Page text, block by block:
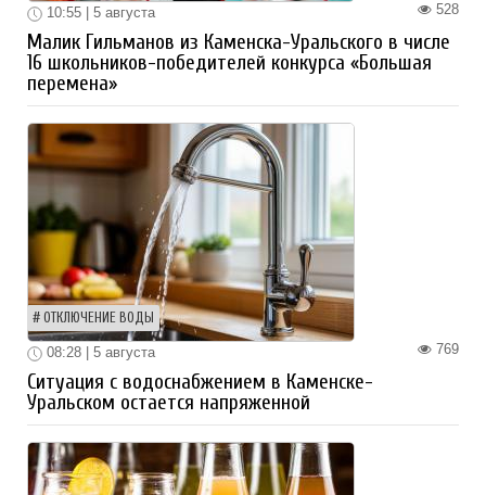
528
10:55 | 5 августа
Малик Гильманов из Каменска-Уральского в числе
16 школьников-победителей конкурса «Большая
перемена»
ОТКЛЮЧЕНИЕ ВОДЫ
769
08:28 | 5 августа
Ситуация с водоснабжением в Каменске-
Уральском остается напряженной